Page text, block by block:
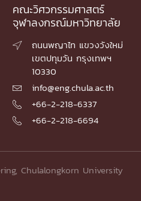
คณะวิศวกรรมศาสตร์
จุฬาลงกรณ์มหาวิทยาลัย

ถนนพญาไท แขวงวังใหม่
เขตปทุมวัน กรุงเทพฯ
10330
 info@eng.chula.ac.th
 +66-2-218-6337
 +66-2-218-6694
Chulalongkorn University